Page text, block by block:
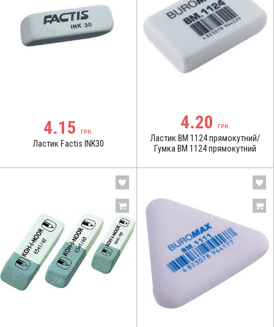
4.15 ГРН.
Ластик Factis INK30
4.20 ГРН.
Ластик BM 1124 прямокутний/
Гумка BM 1124 прямокутний